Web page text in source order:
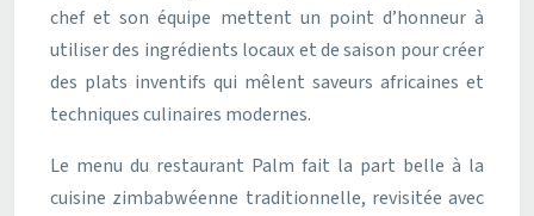
chef et son équipe mettent un point d’honneur à
utiliser des ingrédients locaux et de saison pour créer
des plats inventifs qui mêlent saveurs africaines et
techniques culinaires modernes.
Le menu du restaurant Palm fait la part belle à la
cuisine zimbabwéenne traditionnelle, revisitée avec